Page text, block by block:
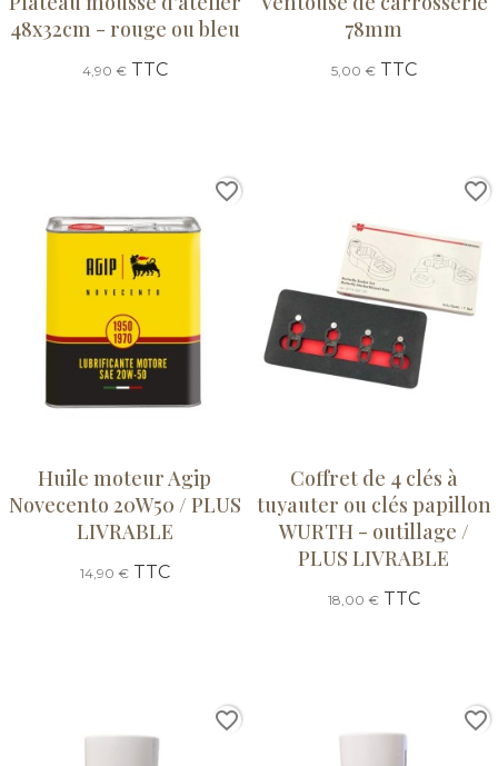
48x32cm - rouge ou bleu
4,90 €TTC
78mm
5,00 €TTC
Huile moteur Agip
Novecento 20W50 / PLUS
LIVRABLE
14,90 €TTC
favorite_border
Coffret de 4 clés à
tuyauter ou clés papillon
WURTH - outillage /
PLUS LIVRABLE
18,00 €TTC
favorite_border
favorite_border favorite_border